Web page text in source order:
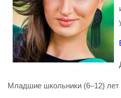
Младшие школьники (6–12) лет